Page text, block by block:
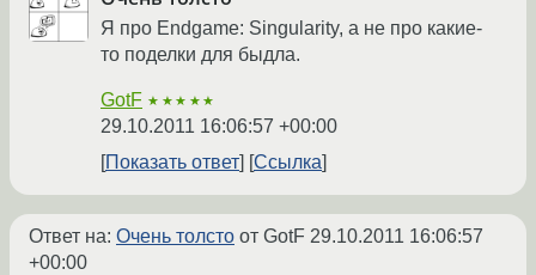
Я про Endgame: Singularity, а не про какие-
то поделки для быдла.
GotF ★★★★★
29.10.2011 16:06:57 +00:00
Показать ответ
Ссылка
Ответ на: Очень толсто от GotF 29.10.2011 16:06:57
+00:00